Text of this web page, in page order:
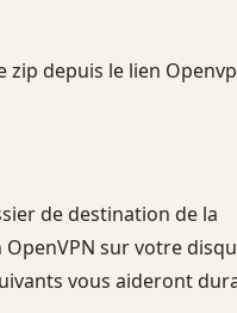
zip depuis le lien
de destination de la
sur votre
vous aideront